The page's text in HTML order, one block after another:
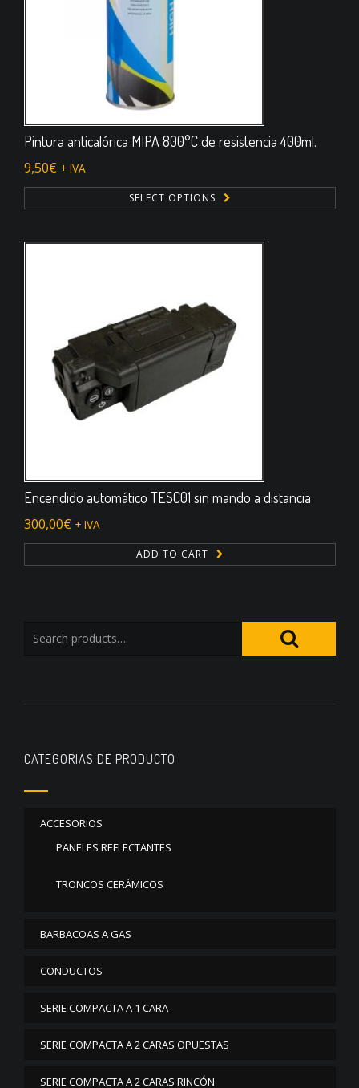
Pintura anticalórica MIPA 800°C de resistencia 400ml.
9,50€ + IVA
SELECT OPTIONS
Encendido automático TESC01 sin mando a distancia
300,00€ + IVA
ADD TO CART
CATEGORIAS DE PRODUCTO
ACCESORIOS
PANELES REFLECTANTES
TRONCOS CERÁMICOS
BARBACOAS A GAS
CONDUCTOS
SERIE COMPACTA A 1 CARA
SERIE COMPACTA A 2 CARAS OPUESTAS
SERIE COMPACTA A 2 CARAS RINCÓN